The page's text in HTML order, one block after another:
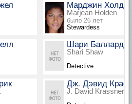
Марджин Холден
Marjean Holden
было 26 лет
Stewardess
Шари Баллард
Shari Shaw
Detective
Дж. Дэвид
J. David Krassner